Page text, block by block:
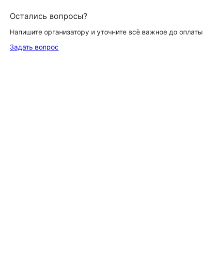
Остались вопросы?
Напишите организатору и уточните всё важное до оплаты
Задать вопрос